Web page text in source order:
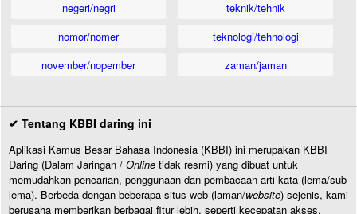
negeri/negri
nomor/nomer
november/nopember
teknik/tehnik
teknologi/tehnologi
zaman/jaman
✔ Tentang KBBI daring ini
Aplikasi Kamus Besar Bahasa Indonesia (KBBI) ini merupakan KBBI
Daring (Dalam Jaringan / Online tidak resmi) yang dibuat untuk
memudahkan pencarian, penggunaan dan pembacaan arti kata (lema/sub
lema). Berbeda dengan beberapa situs web (laman/website) sejenis, kami
berusaha memberikan berbagai fitur lebih, seperti kecepatan akses,